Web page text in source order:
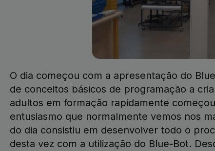
O dia começou com a apresentação do
de conceitos básicos de programação a
adultos em formação rapidamente
entusiasmo que normalmente vemos nos
do dia consistiu em desenvolver todo o
desta vez com a utilização do Blue-Bot.